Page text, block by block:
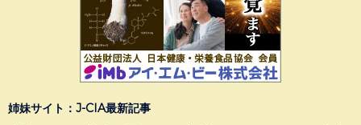
姉妹サイト：J-CIA最新記事